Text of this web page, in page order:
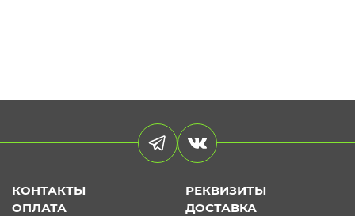
КОНТАКТЫ
РЕКВИЗИТЫ
ОПЛАТА
ДОСТАВКА